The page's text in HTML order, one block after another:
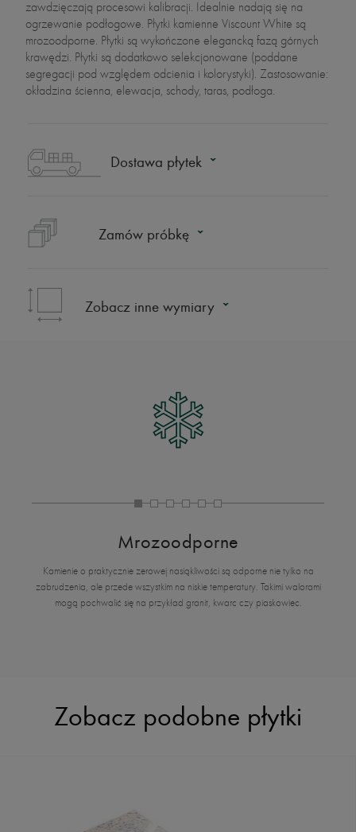
zawdzięczają procesowi kalibracji. Idealnie nadają się na
ogrzewanie podłogowe. Płytki kamienne Viscount White są
mrozoodporne. Płytki są wykończone elegancką fazą górnych
krawędzi. Płytki są dodatkowo selekcjonowane (poddane
segregacji pod względem odcienia i kolorystyki). Zastosowanie:
okładzina ścienna, elewacja, schody, taras, podłoga.
Dostawa płytek
Zamów próbkę
Zobacz inne wymiary
Mrozoodporne
Kamienie o praktycznie zerowej nasiąkliwości są odporne nie tylko na
zabrudzenia, ale przede wszystkim na niskie temperatury. Takimi walorami
mogą pochwalić się na przykład granit, kwarc czy piaskowiec.
Zobacz podobne płytki